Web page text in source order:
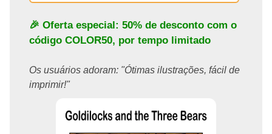
🎉 Oferta especial: 50% de desconto com o
código COLOR50, por tempo limitado
Os usuários adoram: "Ótimas ilustrações, fácil de
imprimir!"